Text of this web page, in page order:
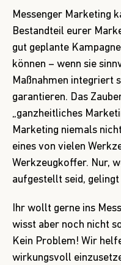
Messenger Marketing
Bestandteil eurer
gut geplante
können – wenn sie
Maßnahmen integriert
garantieren. Das
„ganzheitliches
Marketing niemals
eines von vielen
Werkzeugkoffer. Nur,
aufgestellt seid,
Ihr wollt gerne ins
wisst aber noch nicht
Kein Problem! Wir
wirkungsvoll